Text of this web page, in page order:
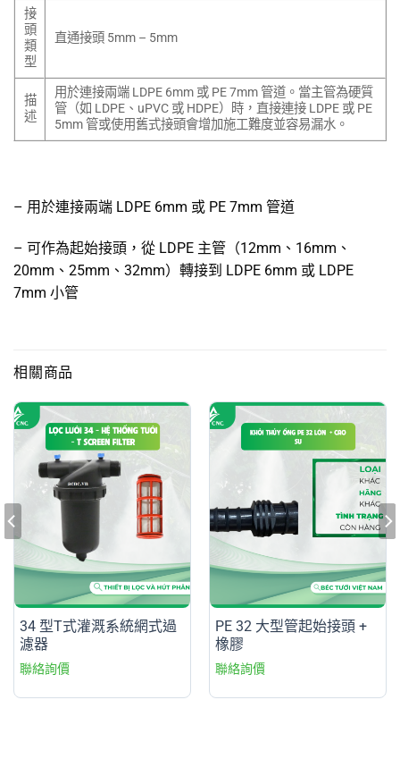
接
頭
類
型
直通接頭 5mm – 5mm
描
述
用於連接兩端 LDPE 6mm 或 PE 7mm 管道。當主管為硬質
管（如 LDPE、uPVC 或 HDPE）時，直接連接 LDPE 或 PE
5mm 管或使用舊式接頭會增加施工難度並容易漏水。
– 用於連接兩端 LDPE 6mm 或 PE 7mm 管道
– 可作為起始接頭，從 LDPE 主管（12mm、16mm、
20mm、25mm、32mm）轉接到 LDPE 6mm 或 LDPE
7mm 小管
相關商品
34 型T式灌溉系統網式過
濾器
PE 32 大型管起始接頭 +
橡膠